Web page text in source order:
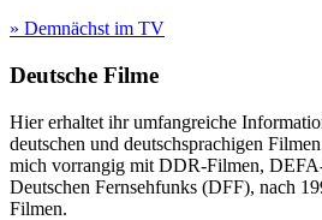
» Demnächst im TV
Deutsche Filme
Hier erhaltet ihr umfangreiche
deutschen und deutschsprachigen
mich vorrangig mit DDR-Filmen,
Deutschen Fernsehfunks (DFF), nach
Filmen.